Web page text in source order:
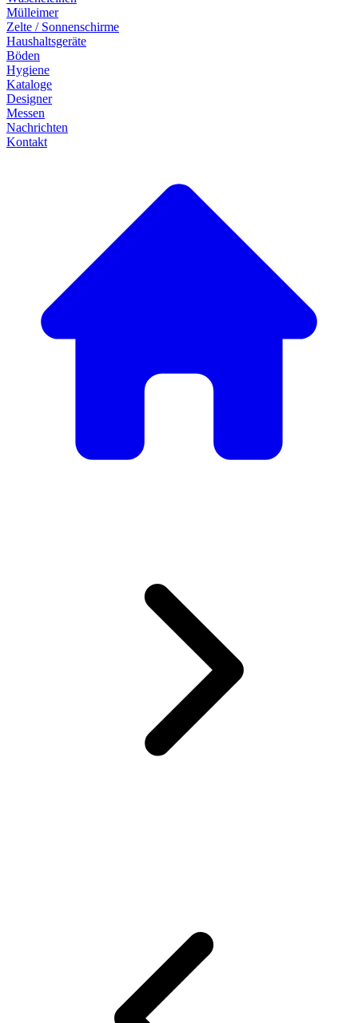
Mülleimer
Zelte / Sonnenschirme
Haushaltsgeräte
Böden
Hygiene
Kataloge
Designer
Messen
Nachrichten
Kontakt